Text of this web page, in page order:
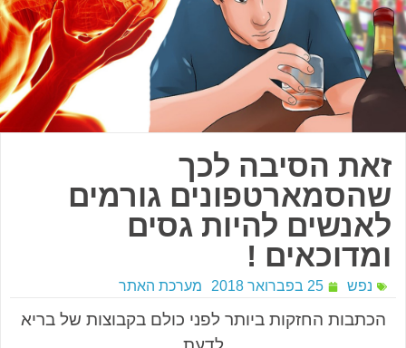
זאת הסיבה לכך
שהסמארטפונים גורמים
לאנשים להיות גסים
ומדוכאים !
נפש 25 בפברואר 2018 מערכת האתר
הכתבות החזקות ביותר לפני כולם בקבוצות של בריא